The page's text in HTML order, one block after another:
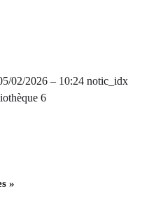
02/2026 – 10:24 notic_idx
6
»